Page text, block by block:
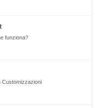
funziona?
Customizzazioni